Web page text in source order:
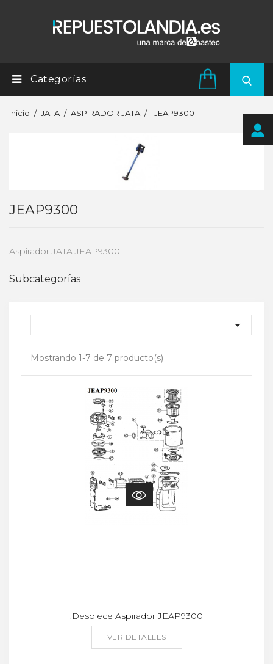
Categorías
Inicio JATA ASPIRADOR JATA JEAP9300
JEAP9300
Aspirador JATA JEAP9300
Subcategorías

Mostrando 1-7 de 7 producto(s)
.Despiece Aspirador JEAP9300
VER DETALLES